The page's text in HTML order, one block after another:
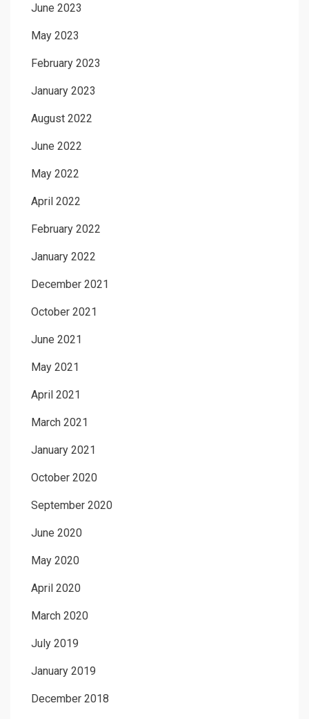
June 2023
May 2023
February 2023
January 2023
August 2022
June 2022
May 2022
April 2022
February 2022
January 2022
December 2021
October 2021
June 2021
May 2021
April 2021
March 2021
January 2021
October 2020
September 2020
June 2020
May 2020
April 2020
March 2020
July 2019
January 2019
December 2018